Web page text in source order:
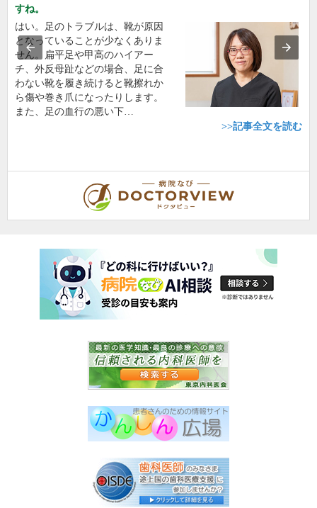
すね。
はい。足のトラブルは、靴が原因
となっていることが少なくありま
せん。扁平足や甲高のハイアー
チ、外反母趾などの場合、足に合
わない靴を履き続けると靴擦れか
ら傷や巻き爪になったりします。
また、足の血行の悪い下…
>>記事全文を読む